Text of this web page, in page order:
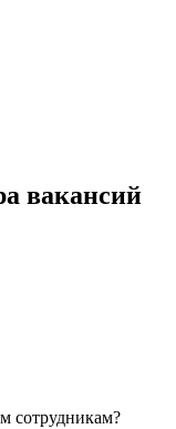
вакансий
сотрудникам?